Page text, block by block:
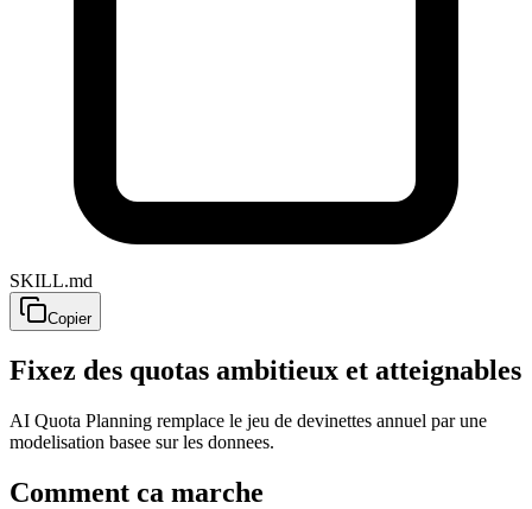
SKILL.md
Copier
Fixez des quotas ambitieux et atteignables
AI Quota Planning remplace le jeu de devinettes annuel par une
modelisation basee sur les donnees.
Comment ca marche